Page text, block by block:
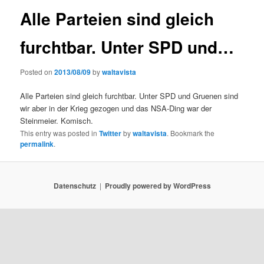
Alle Parteien sind gleich
furchtbar. Unter SPD und…
Posted on2013/08/09bywaltavista
Alle Parteien sind gleich furchtbar. Unter SPD und Gruenen sind
wir aber in der Krieg gezogen und das NSA-Ding war der
Steinmeier. Komisch.
This entry was posted inTwitterbywaltavista. Bookmark the
permalink.
Datenschutz Proudly powered by WordPress